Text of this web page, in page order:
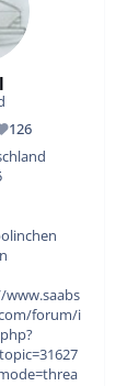
126
Reputation
forum/i